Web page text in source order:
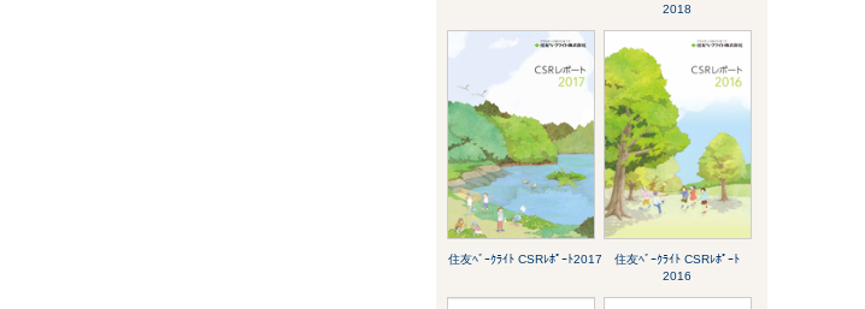
2018
住友ﾍﾞｰｸﾗｲﾄ CSRﾚﾎﾟｰﾄ2017
住友ﾍﾞｰｸﾗｲﾄ CSRﾚﾎﾟｰﾄ
2016